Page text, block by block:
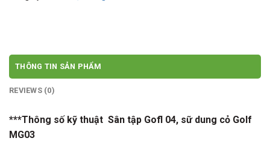
THÔNG TIN SẢN PHẨM
REVIEWS (0)
***Thông số kỹ thuật Sân tập Gofl 04, sữ dung cỏ Golf
MG03